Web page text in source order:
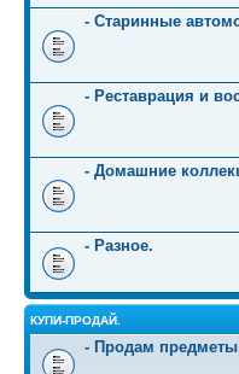
- Старинные
- Реставрация и
- Домашние
- Разное.
КУПИ-ПРОДАЙ.
- Продам